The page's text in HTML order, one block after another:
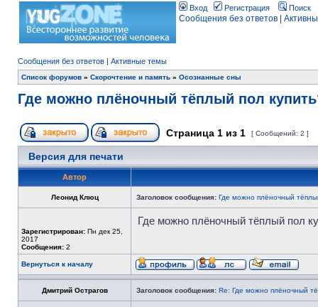
Вход Регистрация Поиск
Сообщения без ответов
Сообщения без ответов | Активные темы
Список форумов » Скорочтение и память » Осознанные сны
Где можно плёночный тёплый пол
Страница 1 из 1 [ Сообщений: 2 ]
Версия для печати
Автор
Леонид Клюц Заголовок сообщения: Где можно плёночный
Зарегистрирован: Пн дек 25,
2017
Сообщения: 2
Где можно плёночный тёплый пол
Вернуться к началу
Дмитрий Острагов Заголовок сообщения: Re: Где можно плёночный